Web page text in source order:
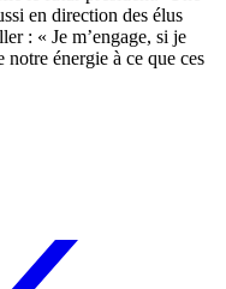
en direction des élus
: « Je m’engage, si je
énergie à ce que ces